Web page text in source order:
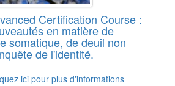
Certification Course :
en matière de
somatique, de deuil non
de l'identité.
ici pour plus d'informations